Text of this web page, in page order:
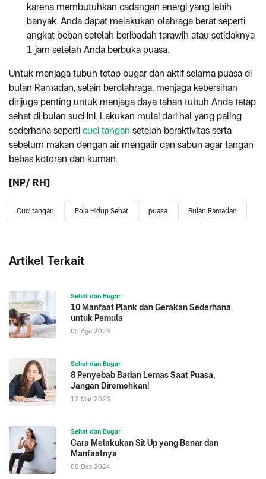
karena membutuhkan cadangan energi yang lebih
banyak. Anda dapat melakukan olahraga berat seperti
angkat beban setelah beribadah tarawih atau setidaknya
1 jam setelah Anda berbuka puasa.
Untuk menjaga tubuh tetap bugar dan aktif selama puasa di
bulan Ramadan, selain berolahraga, menjaga kebersihan
dirijuga penting untuk menjaga daya tahan tubuh Anda tetap
sehat di bulan suci ini. Lakukan mulai dari hal yang paling
sederhana seperti cuci tangan setelah beraktivitas serta
sebelum makan dengan air mengalir dan sabun agar tangan
bebas kotoran dan kuman.
[NP/ RH]
Cuci tangan Pola Hidup Sehat puasa Bulan Ramadan
Artikel Terkait
Sehat dan Bugar
10 Manfaat Plank dan Gerakan Sederhana
untuk Pemula
05 Agu 2026
Sehat dan Bugar
8 Penyebab Badan Lemas Saat Puasa,
Jangan Diremehkan!
12 Mar 2026
Sehat dan Bugar
Cara Melakukan Sit Up yang Benar dan
Manfaatnya
09 Des 2024